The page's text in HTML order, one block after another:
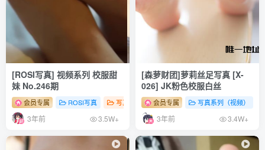
[ROSI写真] 视频系列 校服甜
妹 No.246期
会员专属 ROSI写真 写真系列（视频） # 性感 # 足控 # 少女
3年前 3.5W+
[森萝财团]萝莉丝足写真 [X-
026] JK粉色校服白丝
会员专属 写真系列（视频）
3年前 3.4W+